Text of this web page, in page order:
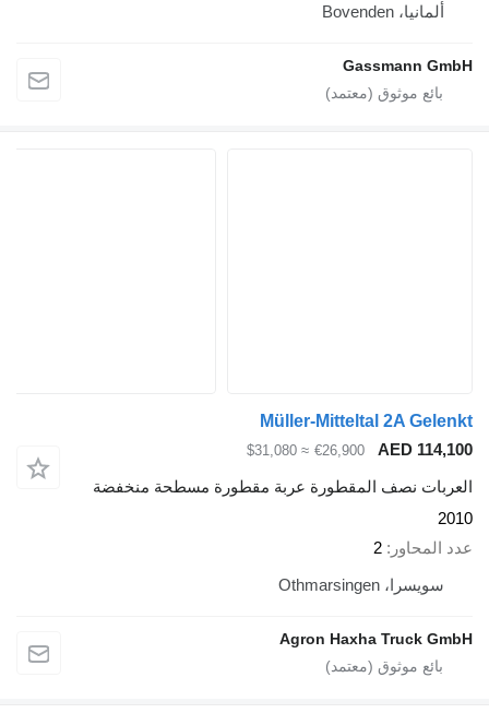
ألمانيا، Bovenden
Gassmann GmbH
Müller-Mitteltal 2A Gelenkt
AED 114,100
€26,900
≈ $31,080
العربات نصف المقطورة عربة مقطورة مسطحة منخفضة
2010
عدد المحاور
2
سويسرا، Othmarsingen
Agron Haxha Truck GmbH